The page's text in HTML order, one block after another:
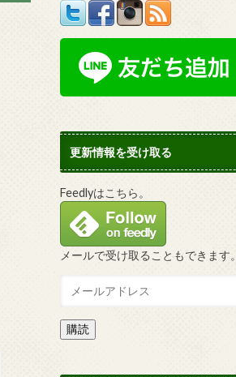
更新情報を受け取る
Feedlyはこちら。
メールで受け取ることもできます。
購読